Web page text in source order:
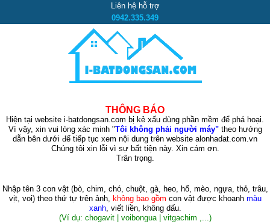
Liên hệ hỗ trợ
0942.335.349
THÔNG BÁO
Hiện tại website i-batdongsan.com bị kẻ xấu dùng phần mềm để phá hoại.
Vì vậy, xin vui lòng xác minh "Tôi không phải người máy"theo hướng
dẫn bên dưới để tiếp tục xem nội dung trên website alonhadat.com.vn
Chúng tôi xin lỗi vì sự bất tiện này. Xin cám ơn.
Trân trọng.
Nhập tên 3 con vật (bò, chim, chó, chuột, gà, heo, hổ, mèo, ngựa, thỏ, trâu,
vịt, voi)theo thứ tự trên ảnh, không bao gồm con vật được khoanh màu
xanh, viết liền, không dấu.
(Ví dụ: chogavit | voibongua | vitgachim ,...)